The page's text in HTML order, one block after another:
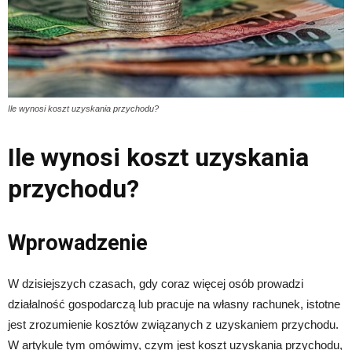
Ile wynosi koszt uzyskania przychodu?
Ile wynosi koszt uzyskania
przychodu?
Wprowadzenie
W dzisiejszych czasach, gdy coraz więcej osób prowadzi
działalność gospodarczą lub pracuje na własny rachunek, istotne
jest zrozumienie kosztów związanych z uzyskaniem przychodu.
W artykule tym omówimy, czym jest koszt uzyskania przychodu,